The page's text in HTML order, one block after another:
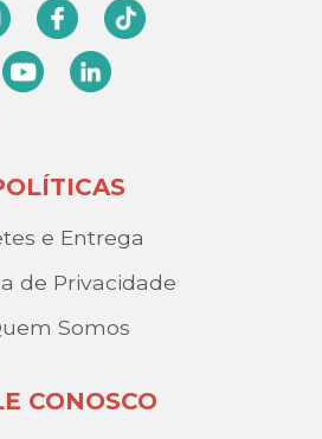
e Entrega
de Privacidade
Somos
CONOSCO